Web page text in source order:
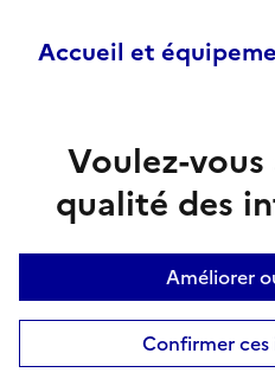
Accueil et
Voulez-
qualité des
Améliorer
Confirmer